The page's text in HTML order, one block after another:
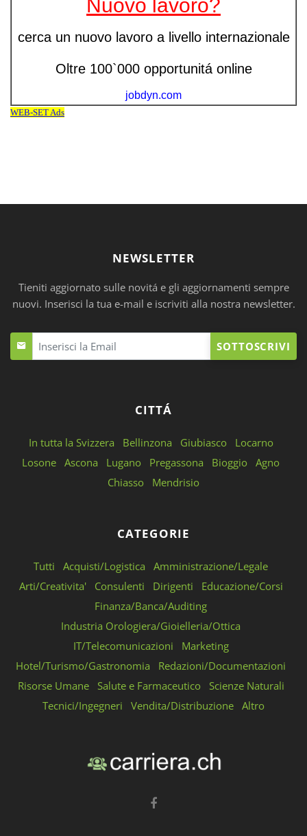
NEWSLETTER
Tieniti aggiornato sulle novitá e gli aggiornamenti sempre
nuovi. Inserisci la tua e-mail e iscriviti alla nostra newsletter.
SOTTOSCRIVI
CITTÁ
In tutta la Svizzera Bellinzona Giubiasco
Locarno
Losone Ascona Lugano Pregassona Bioggio Agno
Chiasso
Mendrisio
CATEGORIE
Tutti Acquisti/Logistica
Amministrazione/Legale
Arti/Creativita'
Consulenti Dirigenti
Educazione/Corsi
Finanza/Banca/Auditing
Industria Orologiera/Gioielleria/Ottica
IT/Telecomunicazioni
Marketing
Hotel/Turismo/Gastronomia
Redazioni/Documentazioni
Risorse Umane
Salute e Farmaceutico
Scienze Naturali
Tecnici/Ingegneri
Vendita/Distribuzione Altro